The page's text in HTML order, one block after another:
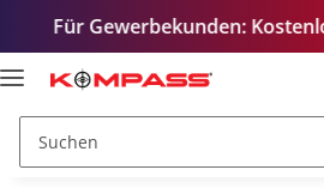
Gewerbekunden: Kostenloses